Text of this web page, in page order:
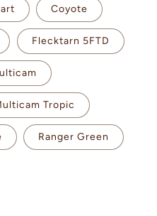
Coyote
Flecktarn 5FTD
Tropic
Ranger Green